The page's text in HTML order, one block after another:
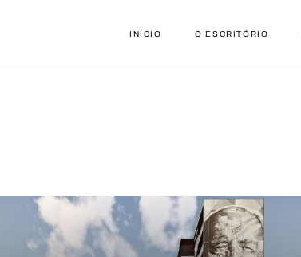
INÍCIO O ESCRITÓRIO